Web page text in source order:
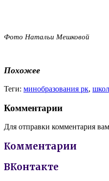
Фото Натальи Мешковой
Похожее
Теги: минобразования рк,
Комментарии
Для отправки комментария
Комментарии
ВКонтакте